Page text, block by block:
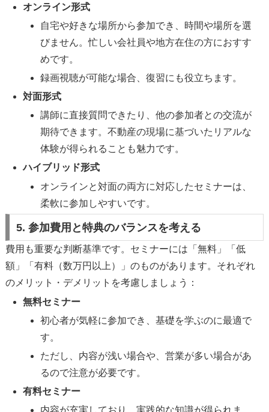
オンライン形式
自宅や好きな場所から参加でき、時間や場所を選
びません。忙しい会社員や地方在住の方におすす
めです。
録画視聴が可能な場合、復習にも役立ちます。
対面形式
講師に直接質問できたり、他の参加者との交流が
期待できます。不動産の現場に基づいたリアルな
体験が得られることも魅力です。
ハイブリッド形式
オンラインと対面の両方に対応したセミナーは、
柔軟に参加しやすいです。
5. 参加費用と特典のバランスを考える
費用も重要な判断基準です。セミナーには「無料」「低
額」「有料（数万円以上）」のものがあります。それぞれ
のメリット・デメリットを考慮しましょう：
無料セミナー
初心者が気軽に参加でき、基礎を学ぶのに最適で
す。
ただし、内容が浅い場合や、営業が多い場合があ
るので注意が必要です。
有料セミナー